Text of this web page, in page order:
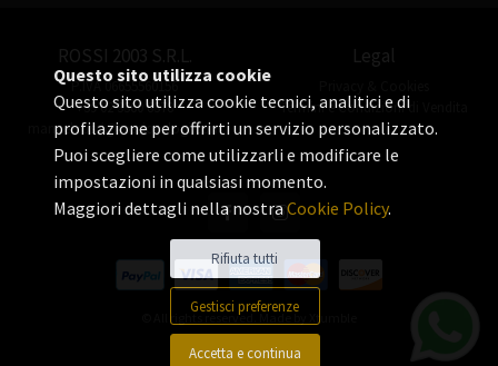
ROSSI 2003 S.R.L.
P.IVA 06655560156
+39 02 3360 8378
manuel.rossi@rossiorologi.com
Legal
Termini e Condizioni di Vendita
© All rights reserved. Made by
Questo sito utilizza cookie
Questo sito utilizza cookie tecnici, analitici e di
profilazione per offrirti un servizio personalizzato.
Puoi scegliere come utilizzarli e modificare le
impostazioni in qualsiasi momento.
Maggiori dettagli nella nostraCookie Policy.
Rifiuta tutti
Gestisci preferenze
Accetta e continua